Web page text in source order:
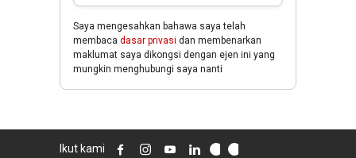
Saya mengesahkan bahawa saya telah
membaca dasar privasi dan membenarkan
maklumat saya dikongsi dengan ejen ini yang
mungkin menghubungi saya nanti
Ikut kami